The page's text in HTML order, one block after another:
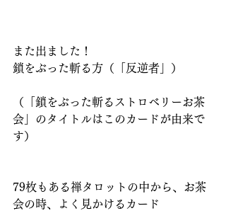
また出ました！
鎖をぶった斬る方（「反逆者」）
（「鎖をぶった斬るストロベリーお茶
会」のタイトルはこのカードが由来で
す）
79枚もある禅タロットの中から、お茶
会の時、よく見かけるカード